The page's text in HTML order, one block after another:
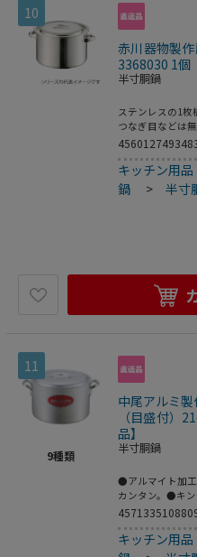
10
赤川器物製
3368030 1個
半寸胴鍋
ステンレスの1枚
つなぎ目などは
すい大きな取手
キッチン用
鍋
>半寸
11
9種類
中尾アルミ
（目盛付）
品】
半寸胴鍋
●アルマイト加
カンタン。●キ
加工と違いアル
め、見た目も滑
ムは空気中にさ
キッチン用